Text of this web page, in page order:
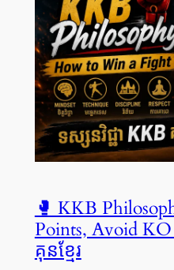
🥊 KKB
Points, Avoid KO
គុនខ្មែរ